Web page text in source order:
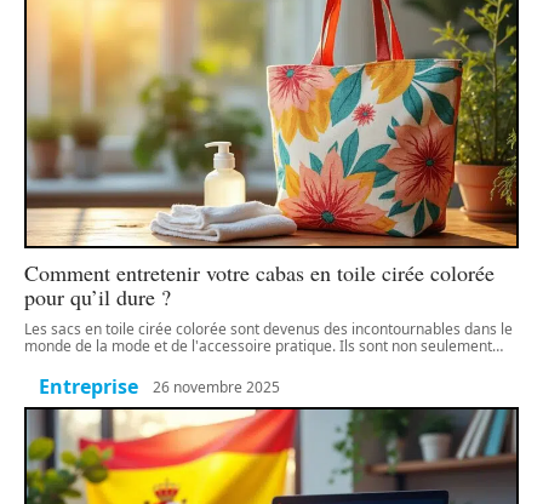
Comment entretenir votre cabas en toile cirée colorée
pour qu’il dure ?
Les sacs en toile cirée colorée sont devenus des incontournables dans le
monde de la mode et de l'accessoire pratique. Ils sont non seulement…
Entreprise 26 novembre 2025